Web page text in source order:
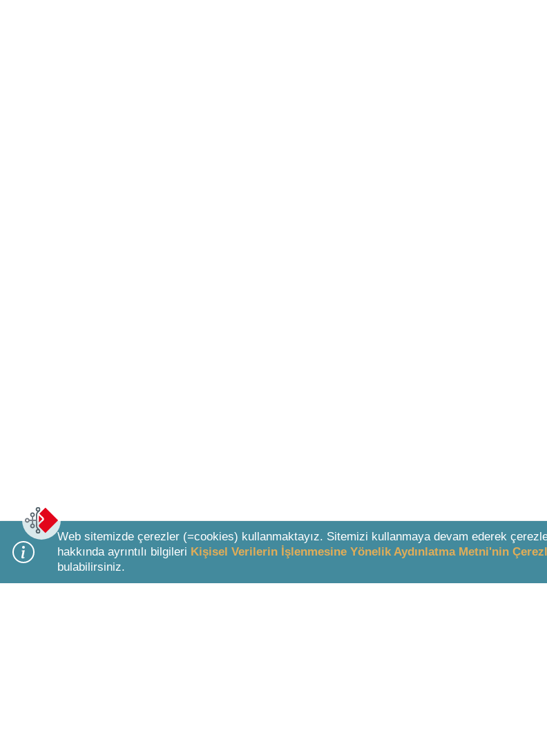
Bottom Search Toolbar Highlight Text
Web sitemizde çerezler (=cookies) kullanmaktayız. Sitemizi kullanmaya devam ederek
hakkında ayrıntılı bilgileri Kişisel Verilerin İşlenmesine Yönelik Aydınlatma Metni'nin
bulabilirsiniz.